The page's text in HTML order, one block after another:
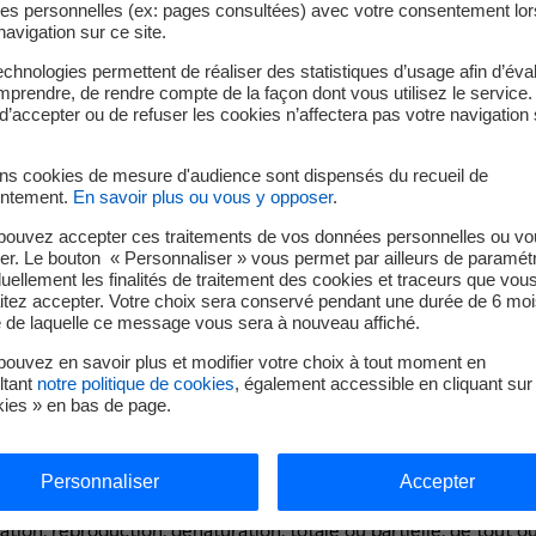
Nationale Informatique et Libertés (CNIL).
qu'un témoin de connexion peut s'installer
données qui n'est pas utilisé à des fins d'identification mais
sur le site. Il permet des analyses de fréquentation,
» ou «COOKIES».
le site est une marque déposée. Toute reproduction ou
sans l'autorisation écrite, expresse et préalable
les logiciels, textes, images, vidéos, sons, savoir-faire,
figurant dans le site internet d’Edvance, sont la
Ces éléments sont soumis à la législation
reproduction, dénaturation, totale ou partielle, de tout
personnelles (ex: pages consultées) avec votre consentement
sur ce site.
permettent de réaliser des statistiques d’usage afin
de rendre compte de la façon dont vous utilisez le service.
ou de refuser les cookies n’affectera pas votre navigation
cookies de mesure d'audience sont dispensés du recueil de
En savoir plus ou vous y opposer.
accepter ces traitements de vos données personnelles ou
Le bouton « Personnaliser » vous permet par ailleurs de
les finalités de traitement des cookies et traceurs que vous
accepter. Votre choix sera conservé pendant une durée de 6
de laquelle ce message vous sera à nouveau affiché.
en savoir plus et modifier votre choix à tout moment en
notre politique de cookies, également accessible en cliquant sur
» en bas de page.
Personnaliser Accepter